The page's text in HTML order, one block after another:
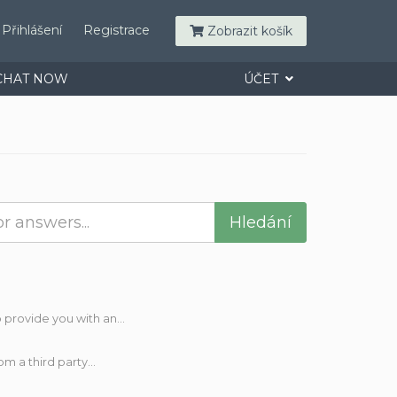
Přihlášení Registrace Zobrazit košík
NOW ÚČET
you with an...
a third party...